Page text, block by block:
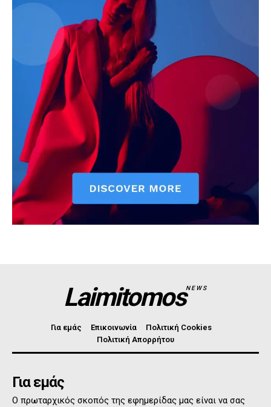
LaimitomosNEWS
Για εμάς Επικοινωνία
Πολιτική Cookies
Πολιτική Απορρήτου
Για εμάς
Ο πρωταρχικός σκοπός της εφημερίδας μας είναι να σας